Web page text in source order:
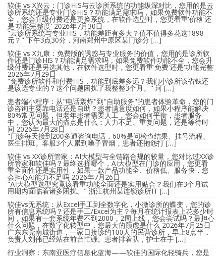
软佳 vs X兴云：门诊HIS与云诊所系统的功能纵深对比，您用的是云
诊所系统还是专业门诊HIS？功能满足需求吗，如果免费软件功能不
全，您会升级付费还是更换系统，在软件选型时，您更看重'价格'还
是'功能完整度' 2026年7月30日
"云诊所系统与专业HIS，功能差距有多大？值不值得多花这1898
元？" 下午3点30分，河南郑州中原区某门诊分 […]
软佳 vs X九康：免费版的诱惑与专业服务的价值，您用的是诊所软
件还是门诊HIS？功能满足需求吗，如果免费软件功能不全，您会升
级付费还是另选其他，在软件选型时，您更看重'免费'还是'功能完整'
2026年7月29日
"免费诊所软件和付费HIS，功能到底差多远？我们小诊所该省钱还
是该选专业的？这个问题困扰了我整整3个月。" 河 […]
患者端小程序：从"电话轰炸"到"自助服务"的患者体验革命，您的门
诊咨询主要靠电话还是自助？患者满意度如何，如果小程序能解决
80%常见问题，但老年患者需要人工，您会如何平衡，患者服务
中，您认为最大的痛点是什么：人力不足、重复问题，还是等待时
间 2026年7月28日
"门诊每天接到200多通咨询电话，60%是问检查结果、挂号流程、
医生排班。客服3个人累到嗓子冒烟，患者还抱怨打 […]
软佳 vs XX诊所管家：AI大模型与全链路合规的较量，您对比过XX诊
所管家和软佳吗？最终选择哪个，AI大模型在门诊的应用，您更看
重全面性还是实用性，如果一款产品功能全、价格低、服务快，您
会担心AI能力不足吗 2026年7月26日
"AI大模型选型究竟该看重功能全面还是实用贴合？我们在3个月试
用期内面临着诸多困扰。" 浙江杭州某连锁诊所IT […]
软佳vs无系统：从Excel手工到全数字化，小微诊所的蝶变，您的诊
所有信息系统吗？还是手工/Excel为主？每月在统计报表上花多少时
间，如果有一套系统年费不到2000，2周上线，您会尝试吗？最担心
什么问题，在数字化转型中，您最大的顾虑是什么 2026年7月25日
广东东莞南城街道，一家日接诊约100人的民营诊所，早上8点半，
负责人刘伟已经站在前台忙碌。患者排着队，护士在手 […]
行业洞察：东南亚医疗信息化蓝海——软佳的国际化轻骑兵，您是